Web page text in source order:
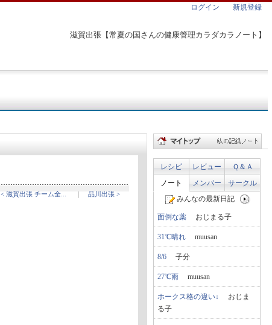
滋賀出張【常夏の国さんの健康管理カラダカラノート】
ログイン 新規登録
< 滋賀出張 チーム全... ｜ 品川出張 >
レシピ レビュー
Ｑ＆Ａ
ノート
メンバー
サークル
みんなの最新日記
面倒な薬 おじまる子
31℃晴れ muusan
8/6 子分
27℃雨 muusan
ホークス格の違い↓ おじま
る子